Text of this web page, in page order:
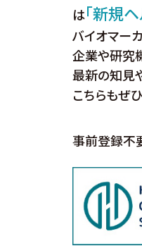
は「新規
バイオマー
企業や研究
最新の知見
こちらもぜ
事前登録不